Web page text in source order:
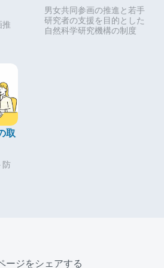
推
男女共同参画の推進と若手
研究者の支援を目的とした
自然科学研究機構の制度
取
防
ージをシェアする